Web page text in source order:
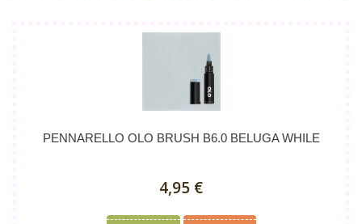
PENNARELLO OLO BRUSH B6.0 BELUGA WHILE
4,95 €